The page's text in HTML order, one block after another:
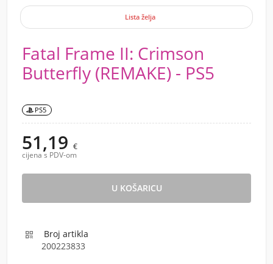
Lista želja
Fatal Frame II: Crimson
Butterfly (REMAKE) - PS5
PS5
51,19 €
cijena s PDV-om

Broj artikla
200223833